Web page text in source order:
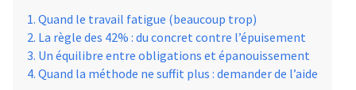
Quand le travail fatigue (beaucoup trop)
La règle des 42% : du concret contre l’épuisement
Un équilibre entre obligations et épanouissement
Quand la méthode ne suffit plus : demander de l’aide